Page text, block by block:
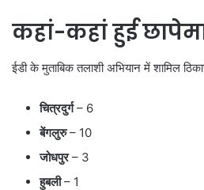
कहां-कहां हुई
ईडी के मुताबिक तलाशी अभियान में शामिल
चित्रदुर्ग– 6
बेंगलुरु– 10
जोधपुर– 3
हुबली– 1